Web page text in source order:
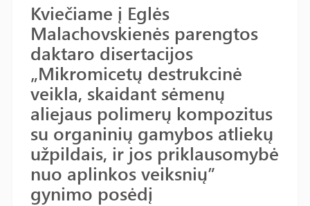
Kviečiame į Eglės
Malachovskienės parengtos
daktaro disertacijos
„Mikromicetų destrukcinė
veikla, skaidant sėmenų
aliejaus polimerų kompozitus
su organinių gamybos atliekų
užpildais, ir jos priklausomybė
nuo aplinkos veiksnių”
gynimo posėdį